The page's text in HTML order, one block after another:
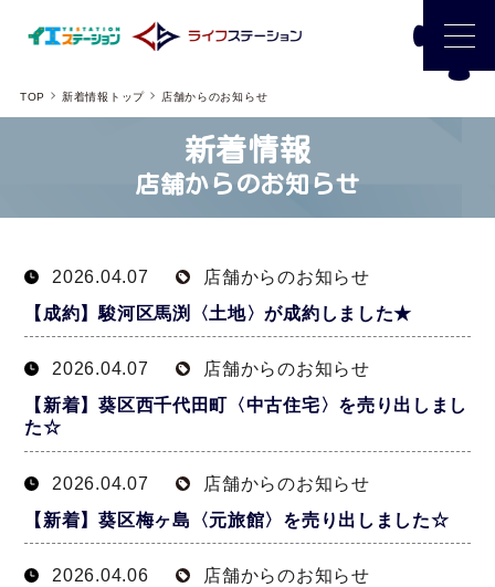
TOP 新着情報トップ 店舗からのお知らせ
新着情報
店舗からのお知らせ
2026.04.07
店舗からのお知らせ
【成約】駿河区馬渕〈土地〉が成約しました★
2026.04.07
店舗からのお知らせ
【新着】葵区西千代田町〈中古住宅〉を売り出しまし
た☆
2026.04.07
店舗からのお知らせ
【新着】葵区梅ヶ島〈元旅館〉を売り出しました☆
2026.04.06
店舗からのお知らせ